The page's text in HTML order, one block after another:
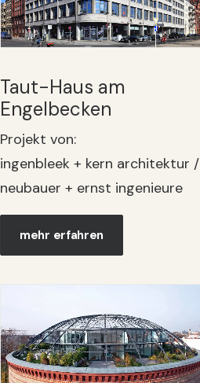
Taut-Haus am
Engelbecken
Projekt von:
ingenbleek + kern architektur /
neubauer + ernst ingenieure
mehr erfahren